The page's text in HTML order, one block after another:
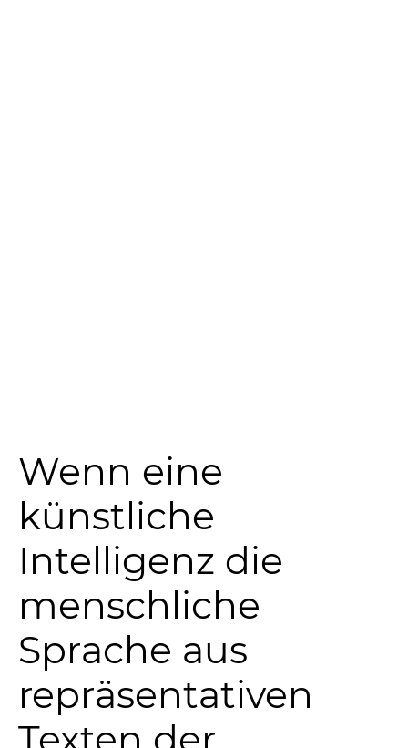
Wenn eine
künstliche
Intelligenz die
menschliche
Sprache aus
repräsentativen
Texten der